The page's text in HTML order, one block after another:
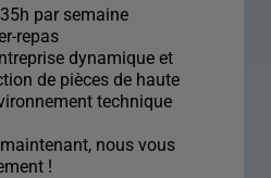
par semaine
repas
dynamique et
de pièces de haute
technique
nous vous
!